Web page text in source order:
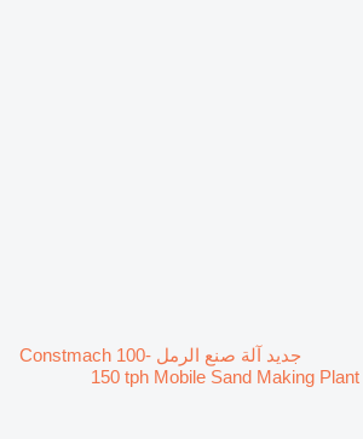
جديد آلة صنع الرمل Constmach 100-
150 tph Mobile Sand Making